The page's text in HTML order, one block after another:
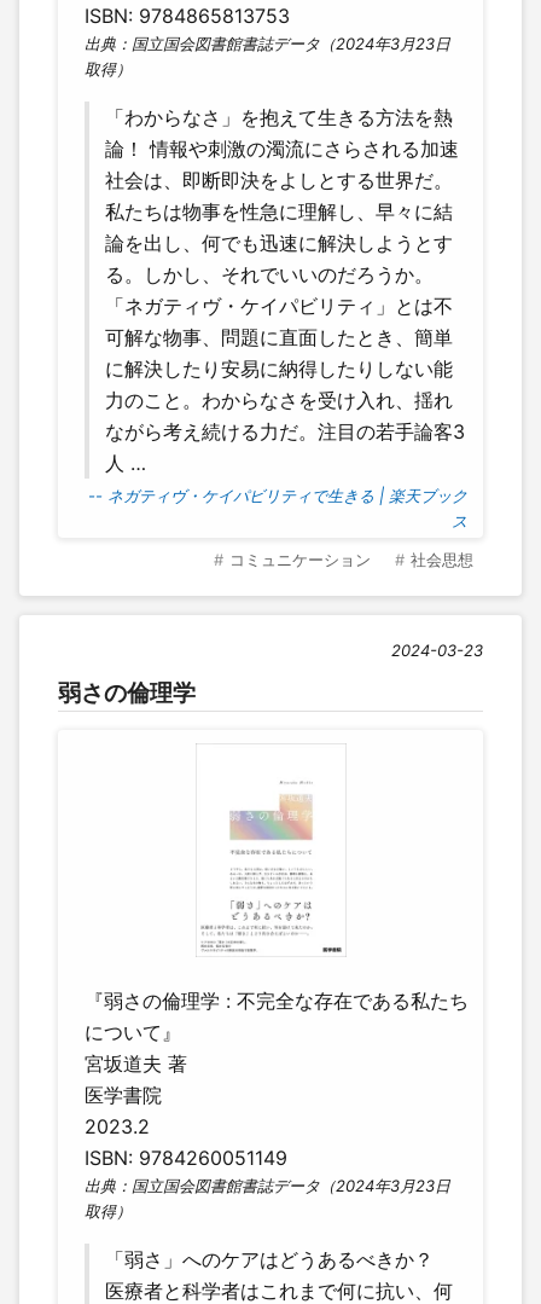
ISBN: 9784865813753
出典：国立国会図書館書誌データ（2024年3月23日
取得）
「わからなさ」を抱えて生きる方法を熱
論！ 情報や刺激の濁流にさらされる加速
社会は、即断即決をよしとする世界だ。
私たちは物事を性急に理解し、早々に結
論を出し、何でも迅速に解決しようとす
る。しかし、それでいいのだろうか。
「ネガティヴ・ケイパビリティ」とは不
可解な物事、問題に直面したとき、簡単
に解決したり安易に納得したりしない能
力のこと。わからなさを受け入れ、揺れ
ながら考え続ける力だ。注目の若手論客3
人 …
-- ネガティヴ・ケイパビリティで生きる | 楽天ブック
ス
コミュニケーション 社会思想
2024-03-23
弱さの倫理学
『弱さの倫理学 : 不完全な存在である私たち
について』
宮坂道夫 著
医学書院
2023.2
ISBN: 9784260051149
出典：国立国会図書館書誌データ（2024年3月23日
取得）
「弱さ」へのケアはどうあるべきか？
医療者と科学者はこれまで何に抗い、何